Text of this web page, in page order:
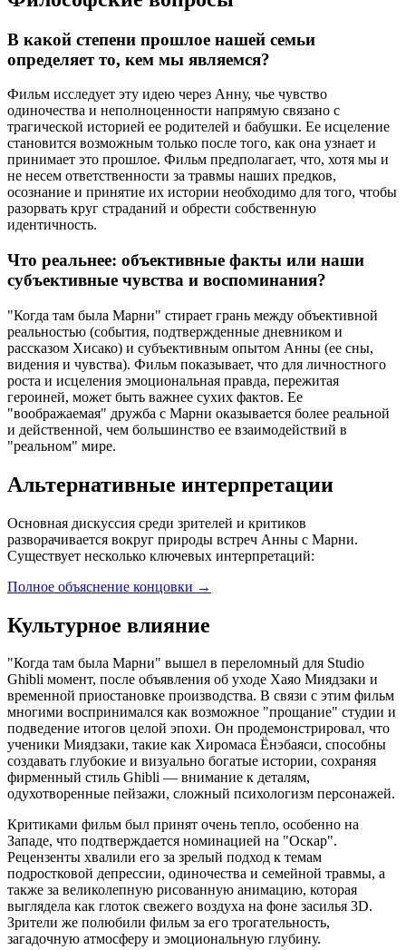
В какой степени прошлое нашей семьи
определяет то, кем мы являемся?
Фильм исследует эту идею через Анну, чье чувство
одиночества и неполноценности напрямую связано с
трагической историей ее родителей и бабушки. Ее исцеление
становится возможным только после того, как она узнает и
принимает это прошлое. Фильм предполагает, что, хотя мы и
не несем ответственности за травмы наших предков,
осознание и принятие их истории необходимо для того, чтобы
разорвать круг страданий и обрести собственную
идентичность.
Что реальнее: объективные факты или наши
субъективные чувства и воспоминания?
"Когда там была Марни" стирает грань между объективной
реальностью (события, подтвержденные дневником и
рассказом Хисако) и субъективным опытом Анны (ее сны,
видения и чувства). Фильм показывает, что для личностного
роста и исцеления эмоциональная правда, пережитая
героиней, может быть важнее сухих фактов. Ее
"воображаемая" дружба с Марни оказывается более реальной
и действенной, чем большинство ее взаимодействий в
"реальном" мире.
Альтернативные интерпретации
Основная дискуссия среди зрителей и критиков
разворачивается вокруг природы встреч Анны с Марни.
Существует несколько ключевых интерпретаций:
Полное объяснение концовки →
Культурное влияние
"Когда там была Марни" вышел в переломный для Studio
Ghibli момент, после объявления об уходе Хаяо Миядзаки и
временной приостановке производства. В связи с этим фильм
многими воспринимался как возможное "прощание" студии и
подведение итогов целой эпохи. Он продемонстрировал, что
ученики Миядзаки, такие как Хиромаса Ёнэбаяси, способны
создавать глубокие и визуально богатые истории, сохраняя
фирменный стиль Ghibli — внимание к деталям,
одухотворенные пейзажи, сложный психологизм персонажей.
Критиками фильм был принят очень тепло, особенно на
Западе, что подтверждается номинацией на "Оскар".
Рецензенты хвалили его за зрелый подход к темам
подростковой депрессии, одиночества и семейной травмы, а
также за великолепную рисованную анимацию, которая
выглядела как глоток свежего воздуха на фоне засилья 3D.
Зрители же полюбили фильм за его трогательность,
загадочную атмосферу и эмоциональную глубину.